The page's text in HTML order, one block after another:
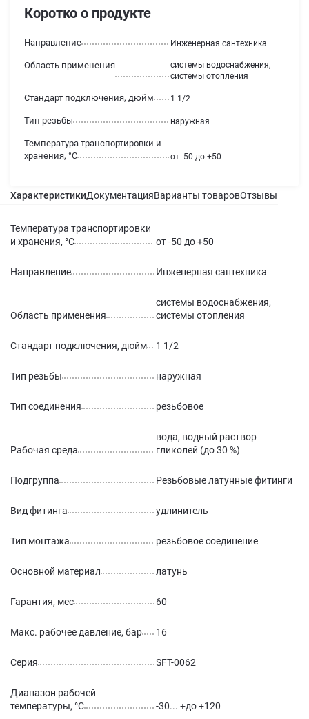
Коротко о продукте
Температура транспортировки и
хранения, °С
от -50 до +50
Направление Инженерная сантехника
Область применения
системы водоснабжения,
системы отопления
Стандарт подключения, дюйм 1 1/2
Тип резьбы наружная
ХарактеристикиДокументацияВарианты товаровОтзывы
Температура транспортировки
и хранения, °С
от -50 до +50
Направление Инженерная сантехника
Область применения
системы водоснабжения,
системы отопления
Стандарт подключения, дюйм 1 1/2
Тип резьбы наружная
Тип соединения резьбовое
Рабочая среда
вода, водный раствор
гликолей (до 30 %)
Подгруппа Резьбовые латунные фитинги
Вид фитинга удлинитель
Тип монтажа резьбовое соединение
Основной материал латунь
Гарантия, мес 60
Макс. рабочее давление, бар 16
Серия SFT-0062
Диапазон рабочей
температуры, °С
-30... +до +120